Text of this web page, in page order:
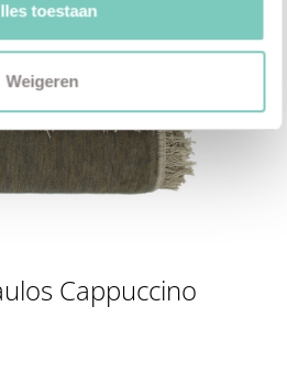
toestaan
Weigeren
Cappuccino